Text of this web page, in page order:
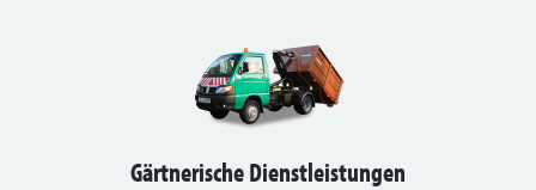
Gärtnerische Dienstleistungen